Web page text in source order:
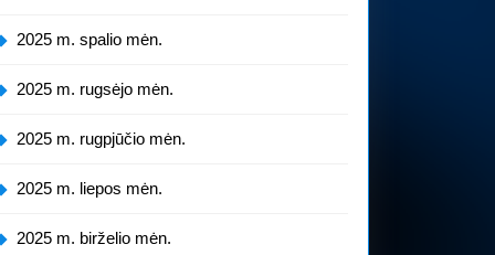
2025 m. spalio mėn.
2025 m. rugsėjo mėn.
2025 m. rugpjūčio mėn.
2025 m. liepos mėn.
2025 m. birželio mėn.